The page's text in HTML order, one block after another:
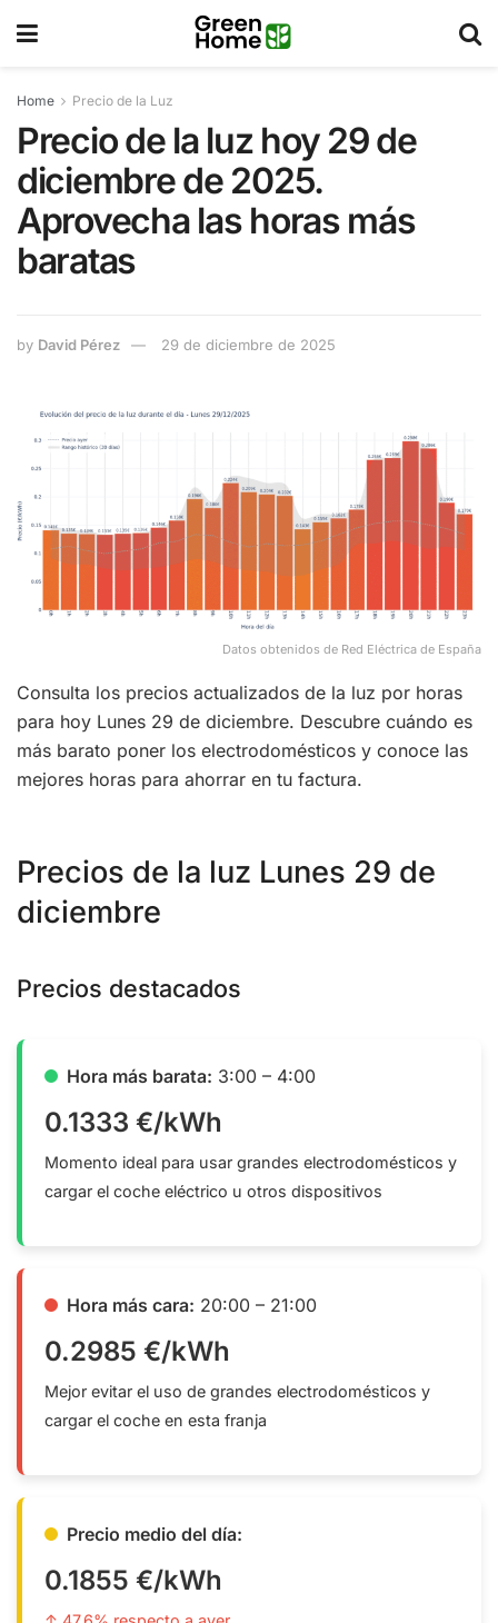
Home Precio de la Luz
Precio de la luz hoy 29 de
diciembre de 2025.
Aprovecha las horas más
baratas
by David Pérez 29 de diciembre de 2025
Datos obtenidos de Red Eléctrica de España
Consulta los precios actualizados de la luz por horas
para hoy Lunes 29 de diciembre. Descubre cuándo es
más barato poner los electrodomésticos y conoce las
mejores horas para ahorrar en tu factura.
Precios de la luz Lunes 29 de
diciembre
Precios destacados
Hora más barata: 3:00 – 4:00
0.1333 €/kWh
Momento ideal para usar grandes electrodomésticos y
cargar el coche eléctrico u otros dispositivos
Hora más cara: 20:00 – 21:00
0.2985 €/kWh
Mejor evitar el uso de grandes electrodomésticos y
cargar el coche en esta franja
Precio medio del día:
0.1855 €/kWh